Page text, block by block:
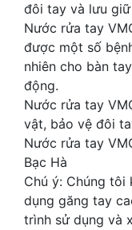
đôi tay và lưu
Nước rửa tay
được một số
nhiên cho bàn
động.
Nước rửa tay
vật, bảo vệ đôi
Nước rửa tay
Bạc Hà
Chú ý: Chúng tôi
dụng găng tay
trình sử dụng và